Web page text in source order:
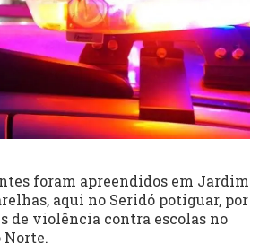
foram apreendidos em Jardim
aqui no Seridó potiguar, por
de violência contra escolas no
Norte.